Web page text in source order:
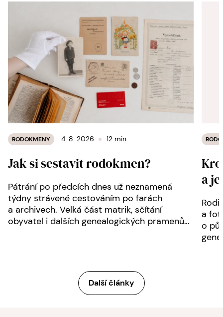
RODOKMENY 4. 8. 2026 12 min.
Jak si sestavit rodokmen?
Pátrání po předcích dnes už neznamená
týdny strávené cestováním po farách
a archivech. Velká část matrik, sčítání
obyvatel i dalších genealogických pramenů…
a
a
o
Další články